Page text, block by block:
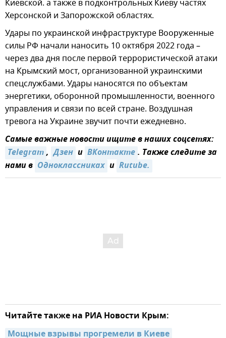
Киевской. а также в подконтрольных Киеву частях
Херсонской и Запорожской областях.
Удары по украинской инфраструктуре Вооруженные
силы РФ начали наносить 10 октября 2022 года –
через два дня после первой террористической атаки
на Крымский мост, организованной украинскими
спецслужбами. Удары наносятся по объектам
энергетики, оборонной промышленности, военного
управления и связи по всей стране. Воздушная
тревога на Украине звучит почти ежедневно.
Самые важные новости ищите в наших соцсетях:
Telegram, Дзен и ВКонтакте. Также следите за
нами в Одноклассниках и Rutube.
Читайте также на РИА Новости Крым:
Мощные взрывы прогремели в Киеве